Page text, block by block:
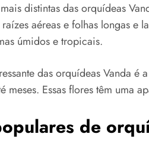
distintas das orquídeas
aéreas e folhas longas e
úmidos e tropicais.
das orquídeas Vanda
meses. Essas flores têm uma
de